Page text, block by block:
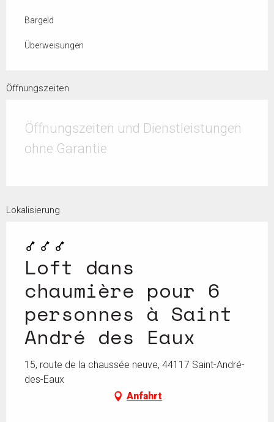
Bargeld
Überweisungen
Öffnungszeiten
Öffnungszeiten und Dienstleistungen
ohne Garantie
Lokalisierung
Loft dans
chaumière pour 6
personnes à Saint
André des Eaux
15, route de la chaussée neuve, 44117 Saint-André-
des-Eaux
Anfahrt